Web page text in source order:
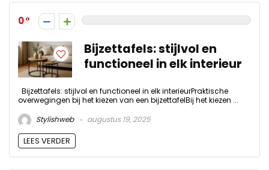
0
Bijzettafels: stijlvol en
functioneel in elk interieur
Bijzettafels: stijlvol en functioneel in elk interieurPraktische
overwegingen bij het kiezen van een bijzettafelBij het kiezen ...
Stylishweb
augustus 19, 2025
LEES VERDER